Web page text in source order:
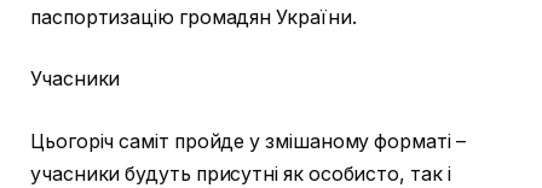
паспортизацію громадян України.
Учасники
Цьогоріч саміт пройде у змішаному форматі –
учасники будуть присутні як особисто, так і